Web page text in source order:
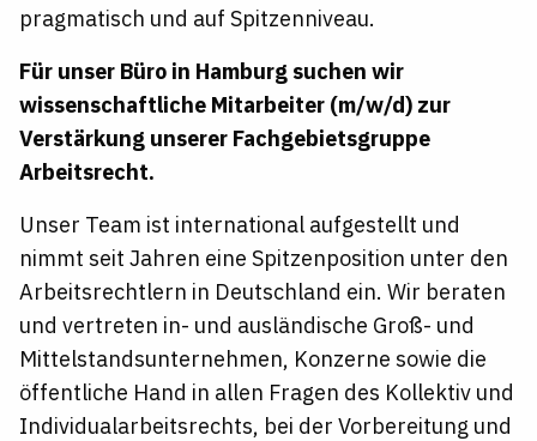
pragmatisch und auf Spitzenniveau.
Für unser Büro in Hamburg suchen wir
wissenschaftliche Mitarbeiter (m/w/d) zur
Verstärkung unserer Fachgebietsgruppe
Arbeitsrecht.
Unser Team ist international aufgestellt und
nimmt seit Jahren eine Spitzenposition unter den
Arbeitsrechtlern in Deutschland ein. Wir beraten
und vertreten in- und ausländische Groß- und
Mittelstandsunternehmen, Konzerne sowie die
öffentliche Hand in allen Fragen des Kollektiv und
Individualarbeitsrechts, bei der Vorbereitung und